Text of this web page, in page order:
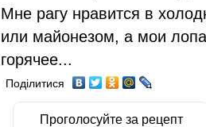
Мне рагу нравится в
или майонезом, а мои
горячее...
Поділитися
Проголосуйте за рецепт